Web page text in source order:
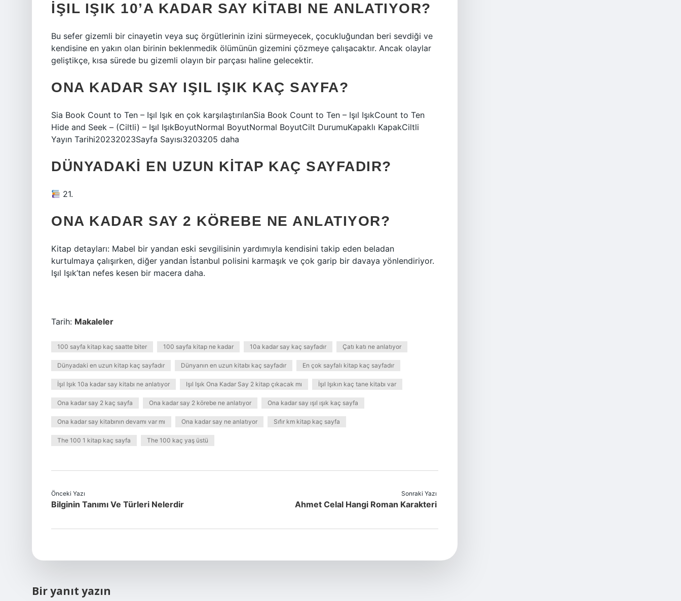
İŞIL IŞIK 10’A KADAR SAY KITABI NE ANLATIYOR?
Bu sefer gizemli bir cinayetin veya suç örgütlerinin izini sürmeyecek, çocukluğundan beri sevdiği ve
kendisine en yakın olan birinin beklenmedik ölümünün gizemini çözmeye çalışacaktır. Ancak olaylar
geliştikçe, kısa sürede bu gizemli olayın bir parçası haline gelecektir.
ONA KADAR SAY IŞIL IŞIK KAÇ SAYFA?
Sia Book Count to Ten – Işıl Işık en çok karşılaştırılanSia Book Count to Ten – Işıl IşıkCount to Ten
Hide and Seek – (Ciltli) – Işıl IşıkBoyutNormal BoyutNormal BoyutCilt DurumuKapaklı KapakCiltli
Yayın Tarihi20232023Sayfa Sayısı3203205 daha
DÜNYADAKI EN UZUN KITAP KAÇ SAYFADIR?
21.
ONA KADAR SAY 2 KÖREBE NE ANLATIYOR?
Kitap detayları: Mabel bir yandan eski sevgilisinin yardımıyla kendisini takip eden beladan
kurtulmaya çalışırken, diğer yandan İstanbul polisini karmaşık ve çok garip bir davaya yönlendiriyor.
Işıl Işık’tan nefes kesen bir macera daha.
Tarih: Makaleler
100 sayfa kitap kaç saatte biter 100 sayfa kitap ne kadar 10a kadar say kaç sayfadır Çatı katı ne anlatıyor
Dünyadaki en uzun kitap kaç sayfadır Dünyanın en uzun kitabı kaç sayfadır En çok sayfalı kitap kaç sayfadır
İşıl Işık 10a kadar say kitabı ne anlatıyor Işıl Işık Ona Kadar Say 2 kitap çıkacak mı İşıl Işıkın kaç tane kitabı var
Ona kadar say 2 kaç sayfa Ona kadar say 2 körebe ne anlatıyor Ona kadar say ışıl ışık kaç sayfa
Ona kadar say kitabının devamı var mı Ona kadar say ne anlatıyor Sıfır km kitap kaç sayfa
The 100 1 kitap kaç sayfa The 100 kaç yaş üstü
Önceki Yazı
Bilginin Tanımı Ve Türleri Nelerdir
Sonraki Yazı
Ahmet Celal Hangi Roman Karakteri
Bir yanıt yazın